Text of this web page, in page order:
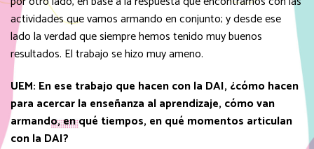
actividades que vamos armando en conjunto; y desde ese
lado la verdad que siempre hemos tenido muy buenos
resultados. El trabajo se hizo muy ameno.
UEM: En ese trabajo que hacen con la DAI, ¿cómo hacen
para acercar la enseñanza al aprendizaje, cómo van
armando, en qué tiempos, en qué momentos articulan
con la DAI?